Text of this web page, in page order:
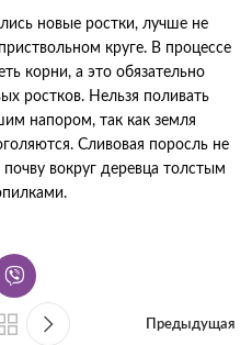
новые ростки, лучше не
круге. В процессе
корни, а это обязательно
ростков. Нельзя поливать
напором, так как земля
Сливовая поросль не
почву вокруг деревца толстым
Предыдущая